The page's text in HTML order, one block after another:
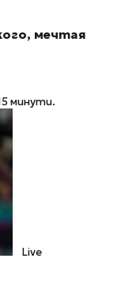
мечтая
минути.
Live